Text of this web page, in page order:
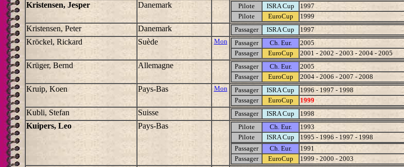
Kristensen, Jesper Danemark Pilote ISRA Cup
1997
Pilote
EuroCup 1999
Kristensen, Peter Danemark Passager ISRA Cup 1997
Kröckel, Rickard Suède Mon Passager Ch. Eur.
2005
Passager
EuroCup 2001 - 2002 - 2003 - 2004 - 2005
Krüger, Bernd Allemagne Passager Ch. Eur.
2005
Passager
EuroCup 2004 - 2006 - 2007 - 2008
Kruip, Koen Pays-Bas Mon Passager ISRA Cup
1996 - 1997 - 1998
Passager
EuroCup 1999
Kubli, Stefan Suisse Passager ISRA Cup 1998
Kuipers, Leo Pays-Bas Pilote Ch. Eur.
1993
Pilote
ISRA Cup
1995 - 1996 - 1997 - 1998
Passager
Ch. Eur.
1991
Passager
EuroCup 1999 - 2000 - 2003